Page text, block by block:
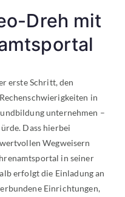
Dreh mit
erste Schritt, den
in
unternehmen –
Dass hierbei
Wegweisern
in seiner
erfolgt die Einladung an
Einrichtungen,